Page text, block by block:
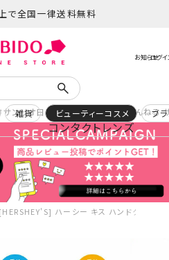
で全国一律送料無料
サンリオ日焼け コスメヲタちゃんねる
コンタクトレンズ
雑貨 ビューティーコスメ ブ
[HERSHEY'S] ハーシー キス ハンドクリーム